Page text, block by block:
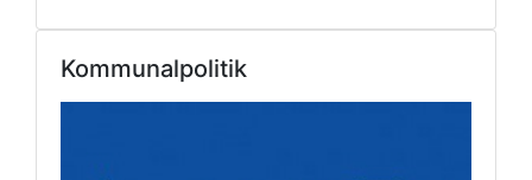
Kommunalpolitik